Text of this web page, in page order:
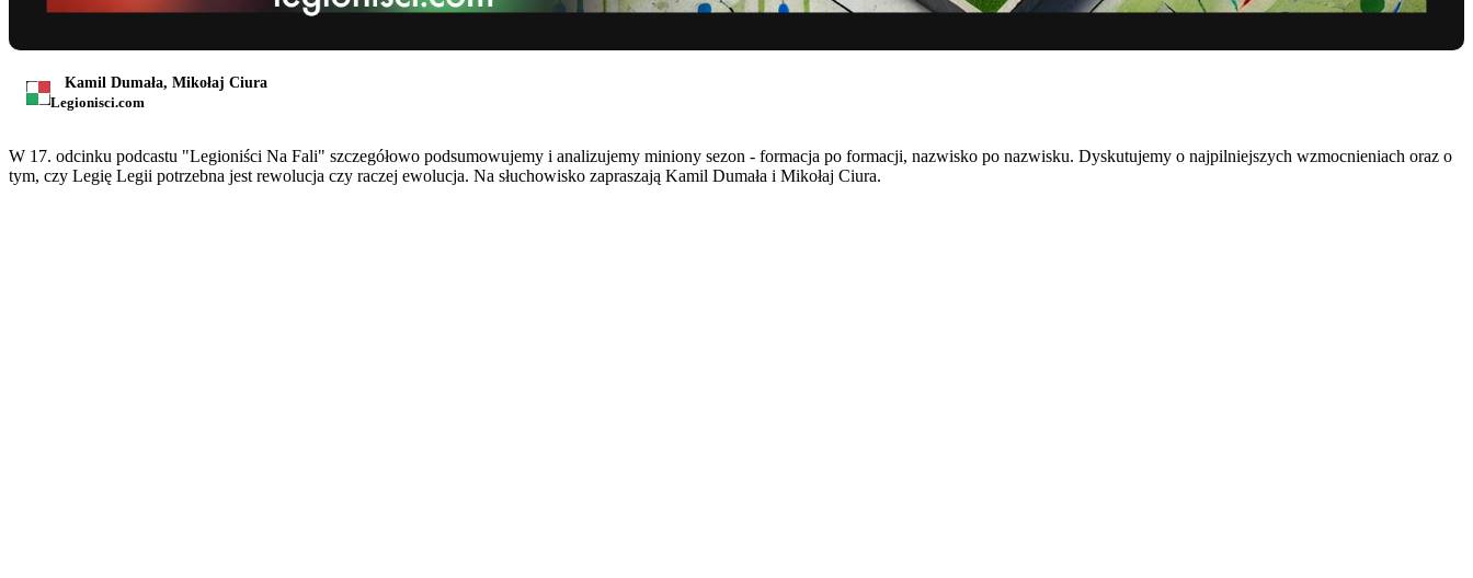
Kamil Dumała, Mikołaj Ciura
Legionisci.com
W 17. odcinku podcastu "Legioniści Na Fali" szczegółowo podsumowujemy i analizujemy miniony sezon - formacja po formacji, nazwisko po nazwisku. Dyskutujemy o najpilniejszych wzmocnieniach oraz o
tym, czy Legię Legii potrzebna jest rewolucja czy raczej ewolucja. Na słuchowisko zapraszają Kamil Dumała i Mikołaj Ciura.